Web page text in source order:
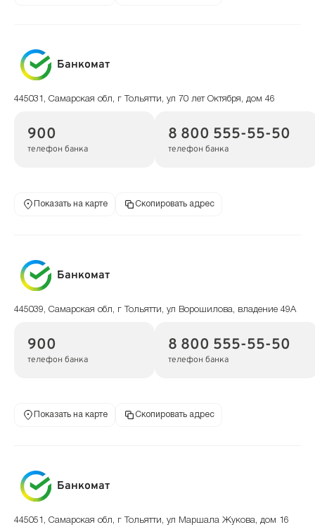
Банкомат
445031, Самарская обл, г Тольятти, ул 70 лет Октября, дом 46
900
телефон банка
8 800 555-55-50
телефон банка
Показать на карте Скопировать адрес
Банкомат
445039, Самарская обл, г Тольятти, ул Ворошилова, владение 49А
900
телефон банка
8 800 555-55-50
телефон банка
Показать на карте Скопировать адрес
Банкомат
445051, Самарская обл, г Тольятти, ул Маршала Жукова, дом 16